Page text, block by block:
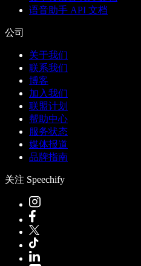
语音助手 API 文档
公司
关于我们
联系我们
博客
加入我们
联盟计划
帮助中心
服务状态
媒体报道
品牌指南
关注 Speechify